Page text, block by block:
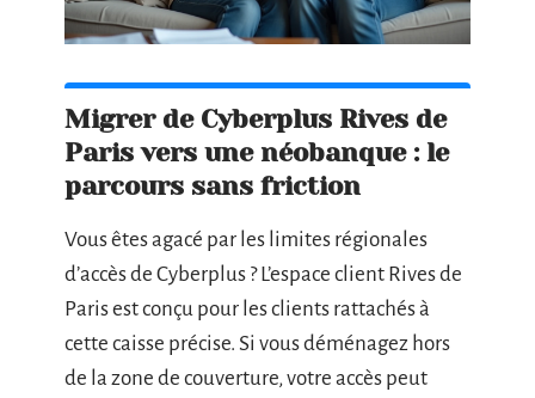
Migrer de Cyberplus Rives de
Paris vers une néobanque : le
parcours sans friction
Vous êtes agacé par les limites régionales
d’accès de Cyberplus ? L’espace client Rives de
Paris est conçu pour les clients rattachés à
cette caisse précise. Si vous déménagez hors
de la zone de couverture, votre accès peut